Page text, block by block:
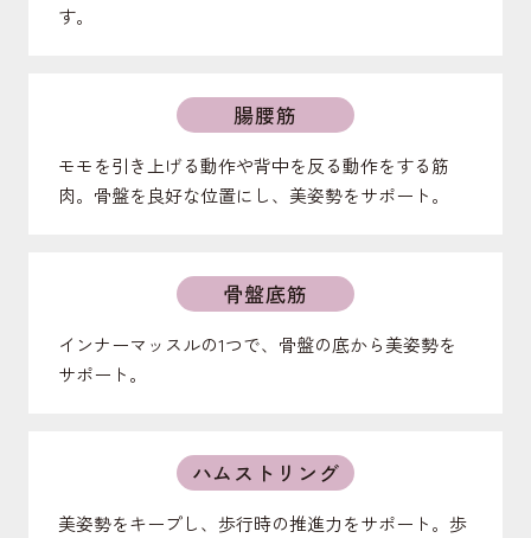
す。
腸腰筋
モモを引き上げる動作や背中を反る動作をする筋
肉。骨盤を良好な位置にし、美姿勢をサポート。
骨盤底筋
インナーマッスルの1つで、骨盤の底から美姿勢を
サポート。
ハムストリング
美姿勢をキープし、歩行時の推進力をサポート。歩